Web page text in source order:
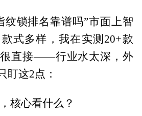
纹锁排名靠谱吗”市面上智
式多样，我在实测20+款
很直接——行业水太深，外
盯这2点：
核心看什么？